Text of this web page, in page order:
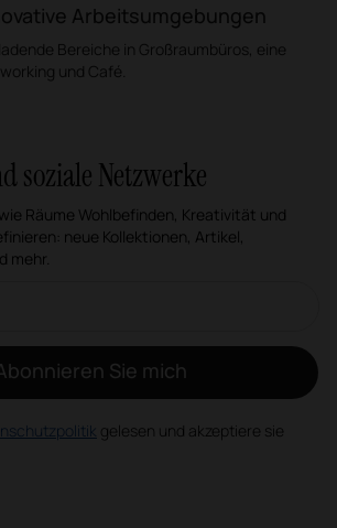
Arbeitsumgebungen
Bereiche in Großraumbüros, eine
und Café.
soziale Netzwerke
Räume Wohlbefinden, Kreativität und
neue Kollektionen, Artikel,
mehr.
Sie mich
gelesen und akzeptiere sie